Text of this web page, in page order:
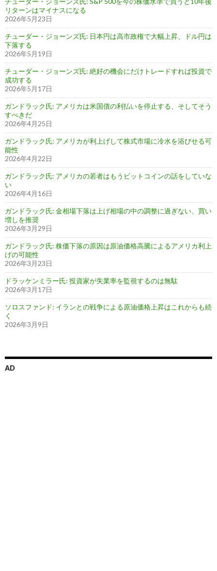
リターンはマイナスになる
2026年5月23日
チューダー・ジョーンズ氏: 日本円は高市政権で大幅上昇、ドル円は
下落する
2026年5月19日
チューダー・ジョーンズ氏: 絶好の機会にだけトレードすれば投資で
成功する
2026年5月17日
ガンドラック氏: アメリカは米国債の利払いを停止する、そしてそう
すべきだ
2026年4月25日
ガンドラック氏: アメリカが利上げして株式市場に冷水を浴びせる可
能性
2026年4月22日
ガンドラック氏: アメリカの若者はもうビットコインの話をしていな
い
2026年4月16日
ガンドラック氏: 金相場下落は上げ相場の中の調整に過ぎない、買い
増しを推奨
2026年3月29日
ガンドラック氏: 株価下落の原因は原油価格高騰によるアメリカ利上
げの可能性
2026年3月23日
ドラッケンミラー氏: 投資家が失業率を監視するのは無駄
2026年3月17日
ソロスファンド: イランとの戦争による原油価格上昇はこれからも続
く
2026年3月9日
AD